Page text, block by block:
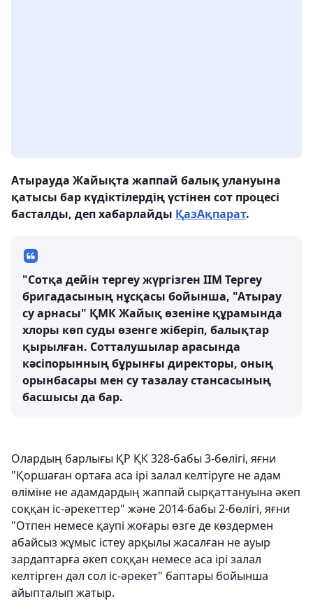
Атырауда Жайықта жаппай балық улануына
қатысы бар күдіктілердің үстінен сот процесі
басталды, деп хабарлайды ҚазАқпарат.
"Сотқа дейін тергеу жүргізген ІІМ Тергеу
бригадасының нұсқасы бойынша, "Атырау
су арнасы" ҚМК Жайық өзеніне құрамында
хлоры көп суды өзенге жіберіп, балықтар
қырылған. Сотталушылар арасында
кәсіпорынның бұрынғы директоры, оның
орынбасары мен су тазалау стансасының
басшысы да бар.
Олардың барлығы ҚР ҚК 328-бабы 3-бөлігі, яғни
"Қоршаған ортаға аса ірі залал келтіруге не адам
өлiмiне не адамдардың жаппай сырқаттануына әкеп
соққан іс-әрекеттер" және 2014-бабы 2-бөлігі, яғни
"Отпен немесе қаупі жоғары өзге де көздермен
абайсыз жұмыс iстеу арқылы жасалған не ауыр
зардаптарға әкеп соққан немесе аса ірі залал
келтірген дәл сол іс-әрекет" баптары бойынша
айыпталып жатыр.